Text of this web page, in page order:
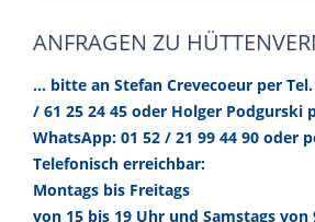
ANFRAGEN ZU
... bitte an Stefan Crevecoeur per
/ 61 25 24 45 oder Holger Podgurski
WhatsApp: 01 52 / 21 99 44 90 oder
Telefonisch erreichbar:
Montags bis Freitags
von 15 bis 19 Uhr und Samstags von